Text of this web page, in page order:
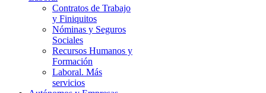
Contratos de Trabajo
y Finiquitos
Nóminas y Seguros
Sociales
Recursos Humanos y
Formación
Laboral. Más
servicios